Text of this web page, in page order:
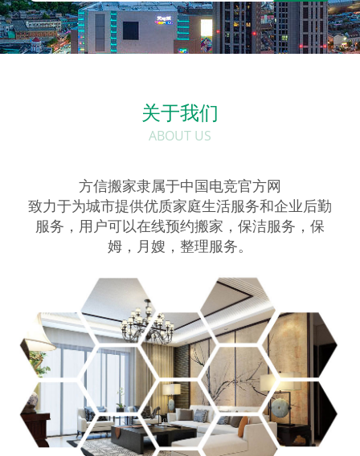
关于我们
ABOUT US
方信搬家隶属于中国电竞官方网
致力于为城市提供优质家庭生活服务和企业后勤
服务，用户可以在线预约搬家，保洁服务，保
姆，月嫂，整理服务。